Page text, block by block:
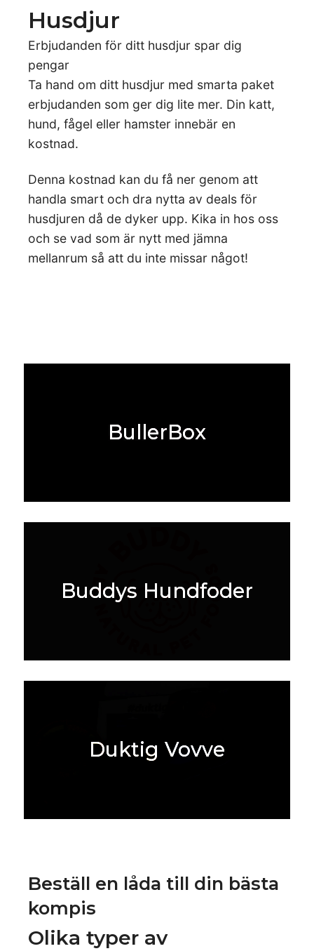
Husdjur
Erbjudanden för ditt husdjur spar dig
pengar
Ta hand om ditt husdjur med smarta paket
erbjudanden som ger dig lite mer. Din katt,
hund, fågel eller hamster innebär en
kostnad.
Denna kostnad kan du få ner genom att
handla smart och dra nytta av deals för
husdjuren då de dyker upp. Kika in hos oss
och se vad som är nytt med jämna
mellanrum så att du inte missar något!
BullerBox
Buddys Hundfoder
Duktig Vovve
Beställ en låda till din bästa
kompis
Olika typer av